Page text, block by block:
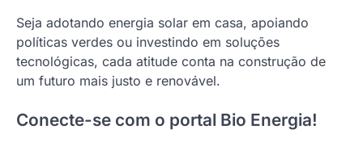
Seja adotando energia solar em casa, apoiando
políticas verdes ou investindo em soluções
tecnológicas, cada atitude conta na construção de
um futuro mais justo e renovável.
Conecte-se com o portal Bio Energia!